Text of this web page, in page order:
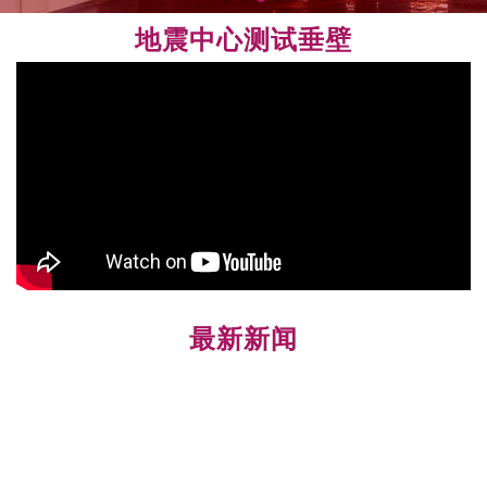
地震中心测试垂壁
最新新闻